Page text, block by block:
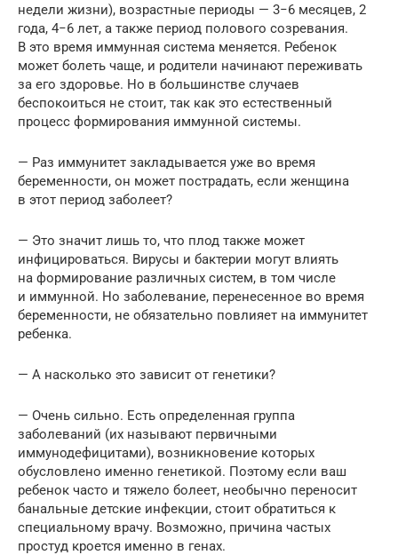
недели жизни), возрастные периоды — 3−6 месяцев, 2
года, 4−6 лет, а также период полового созревания.
В это время иммунная система меняется. Ребенок
может болеть чаще, и родители начинают переживать
за его здоровье. Но в большинстве случаев
беспокоиться не стоит, так как это естественный
процесс формирования иммунной системы.
— Раз иммунитет закладывается уже во время
беременности, он может пострадать, если женщина
в этот период заболеет?
— Это значит лишь то, что плод также может
инфицироваться. Вирусы и бактерии могут влиять
на формирование различных систем, в том числе
и иммунной. Но заболевание, перенесенное во время
беременности, не обязательно повлияет на иммунитет
ребенка.
— А насколько это зависит от генетики?
— Очень сильно. Есть определенная группа
заболеваний (их называют первичными
иммунодефицитами), возникновение которых
обусловлено именно генетикой. Поэтому если ваш
ребенок часто и тяжело болеет, необычно переносит
банальные детские инфекции, стоит обратиться к
специальному врачу. Возможно, причина частых
простуд кроется именно в генах.